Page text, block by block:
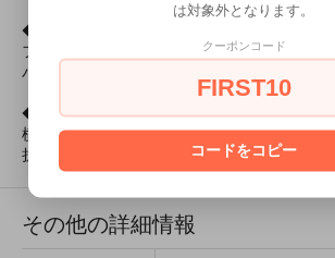
◆プリント
フロント：ヴィンテージ風染み込みプリント /
バック：ヴィンテージ風染み込みプリント /
◆サイズ
横45cm×縦43cm（持ち手含む76cm）
折りたたみマチ15cm
その他の詳細情報
は対象外となります。
クーポンコード
FIRST10
コードをコピー